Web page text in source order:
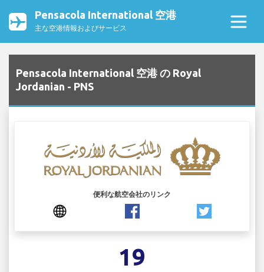
Pensacola International 空港
主な空港情報およびサービス
Pensacola International 空港 の Royal
Jordanian - PNS
便利な航空会社のリンク
19